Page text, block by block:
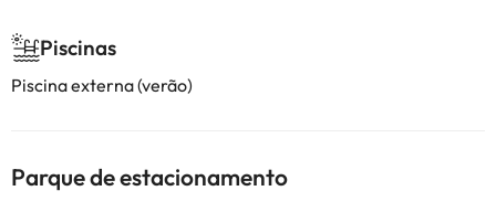
Piscinas
Piscina externa (verão)
Parque de estacionamento